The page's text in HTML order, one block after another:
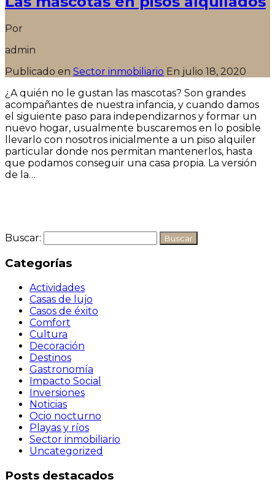
Por
admin
Publicado en Sector inmobiliario En julio 18, 2020
¿A quién no le gustan las mascotas? Son grandes
acompañantes de nuestra infancia, y cuando damos
el siguiente paso para independizarnos y formar un
nuevo hogar, usualmente buscaremos en lo posible
llevarlo con nosotros inicialmente a un piso alquiler
particular donde nos permitan mantenerlos, hasta
que podamos conseguir una casa propia. La versión
de la…
Buscar:
Categorías
Actividades
Casas de lujo
Casos de éxito
Comfort
Cultura
Decoración
Destinos
Gastronomía
Impacto Social
Inversiones
Noticias
Ocio nocturno
Playas y ríos
Sector inmobiliario
Uncategorized
Posts destacados